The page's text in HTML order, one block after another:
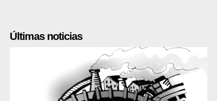
Últimas noticias